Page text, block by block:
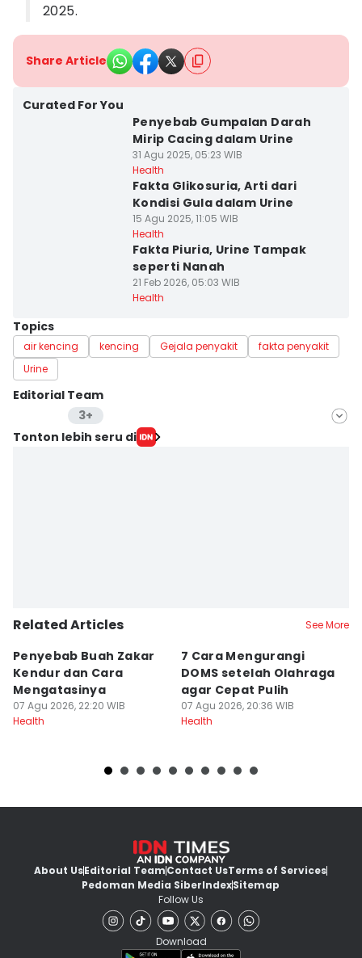
2025.
Share Article
Curated For You
Penyebab Gumpalan Darah
Mirip Cacing dalam Urine
31 Agu 2025, 05:23 WIB
Health
Fakta Glikosuria, Arti dari
Kondisi Gula dalam Urine
15 Agu 2025, 11:05 WIB
Health
Fakta Piuria, Urine Tampak
seperti Nanah
21 Feb 2026, 05:03 WIB
Health
Topics
air kencing kencing Gejala penyakit
fakta penyakit
Urine
Editorial Team
3+
Editor
Tonton lebih seru di
Related Articles See More
Penyebab Buah Zakar
Kendur dan Cara
Mengatasinya
07 Agu 2026, 22:20 WIB
Health
7 Cara Mengurangi
DOMS setelah Olahraga
agar Cepat Pulih
07 Agu 2026, 20:36 WIB
Health
About UsEditorial TeamContact UsTerms of Services
Pedoman Media SiberIndexSitemap
Follow Us
Download